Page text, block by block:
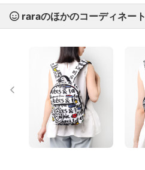
raraのほかのコーディネート